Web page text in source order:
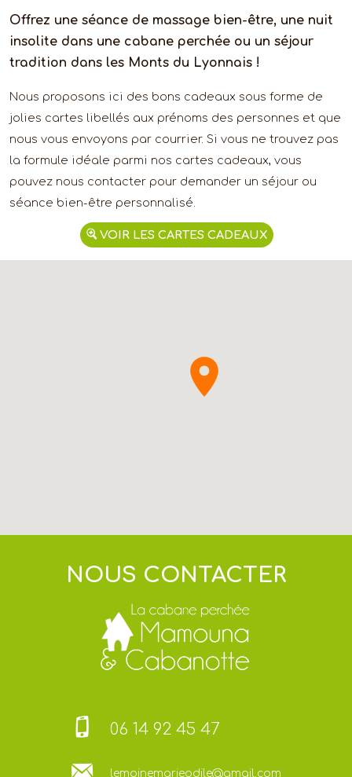
Offrez une séance de massage bien-être, une nuit
insolite dans une cabane perchée ou un séjour
tradition dans les Monts du Lyonnais !
Nous proposons ici des bons cadeaux sous forme de
jolies cartes libellés aux prénoms des personnes et que
nous vous envoyons par courrier. Si vous ne trouvez pas
la formule idéale parmi nos cartes cadeaux, vous
pouvez nous contacter pour demander un séjour ou
séance bien-être personnalisé.
VOIR LES CARTES CADEAUX
NOUS CONTACTER
06 14 92 45 47
lemoinemarieodile@gmail.com